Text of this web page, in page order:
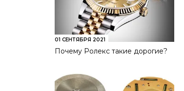
01 СЕНТЯБРЯ 2021
Почему Ролекс такие дорогие?